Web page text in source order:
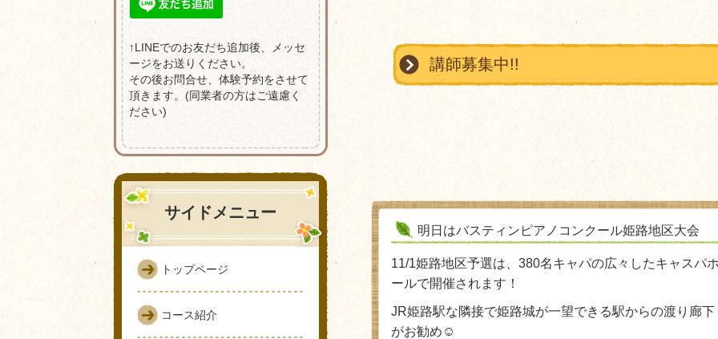
講師募集中!!
明日はバスティンピアノコンクール姫路地区大会
11/1姫路地区予選は、380名キャパの広々したキャスパ
ールで開催されます！
JR姫路駅な隣接で姫路城が一望できる駅からの渡り廊下
がお勧め ☺︎
↑LINEでのお友だち追加後、メッセ
ージをお送りください。
その後お問合せ、体験予約をさせて
頂きます。(同業者の方はご遠慮く
ださい)
サイドメニュー
トップページ
コース紹介